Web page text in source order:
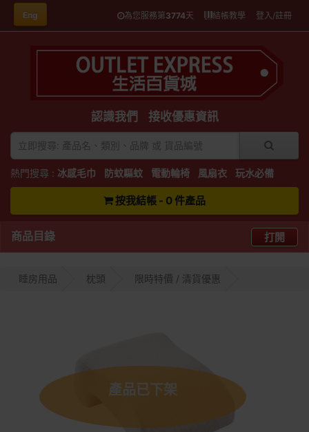
Eng 為您服務第3774天 結帳教學 登入/註冊
認識我們 接收優惠資訊
熱門搜尋 : 冰感毛巾 防蚊驅蚊 電動輪椅 風扇衣 玩水必備
按我結帳 - 0 件產品
商品目錄 打開
睡房用品 枕頭 限時特價 / 清貨優惠
產品已下架